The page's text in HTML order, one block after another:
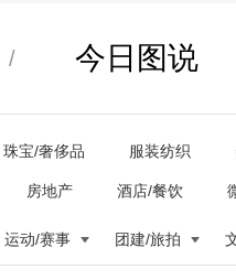
/ 今日图说
珠宝/奢侈品 服装纺织
房地产 酒店/餐饮
运动/赛事 团建/旅拍